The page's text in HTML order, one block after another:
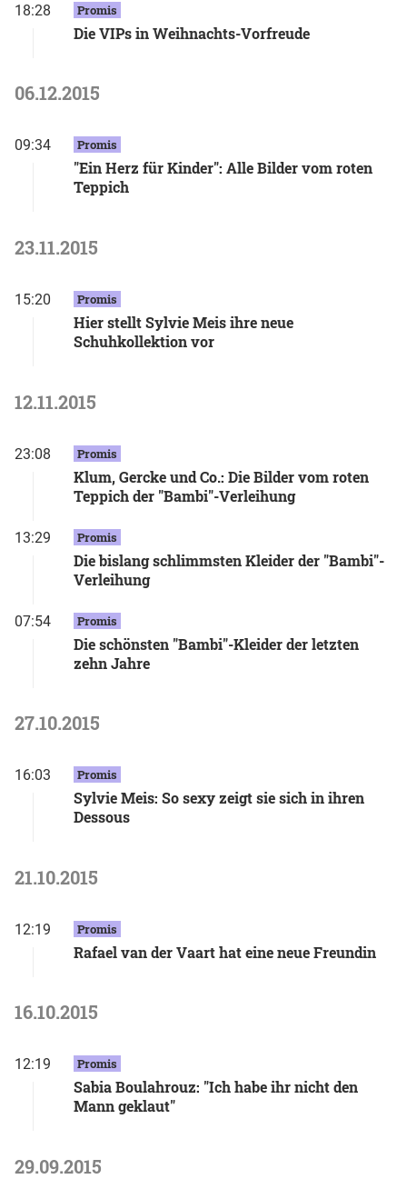
18:28 Promis
Die VIPs in Weihnachts-Vorfreude
06.12.2015
09:34 Promis
"Ein Herz für Kinder": Alle Bilder vom roten
Teppich
23.11.2015
15:20 Promis
Hier stellt Sylvie Meis ihre neue
Schuhkollektion vor
12.11.2015
23:08 Promis
Klum, Gercke und Co.: Die Bilder vom roten
Teppich der "Bambi"-Verleihung
13:29 Promis
Die bislang schlimmsten Kleider der "Bambi"-
Verleihung
07:54 Promis
Die schönsten "Bambi"-Kleider der letzten
zehn Jahre
27.10.2015
16:03 Promis
Sylvie Meis: So sexy zeigt sie sich in ihren
Dessous
21.10.2015
12:19 Promis
Rafael van der Vaart hat eine neue Freundin
16.10.2015
12:19 Promis
Sabia Boulahrouz: "Ich habe ihr nicht den
Mann geklaut"
29.09.2015